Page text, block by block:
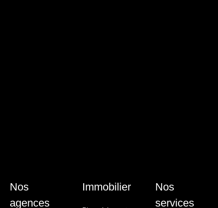
Nos
agences
Immobilier
Nos
services